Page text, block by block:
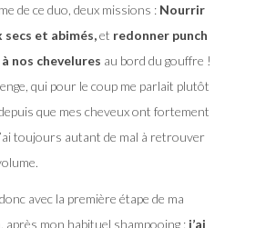
de ce duo, deux missions :Nourrir
secs et abimés,et redonner punch
nos chevelures au bord du gouffre !
qui pour le coup me parlait plutôt
que mes cheveux ont fortement
toujours autant de mal à retrouver
avec la première étape de ma
après mon habituel shampooing : j’ai